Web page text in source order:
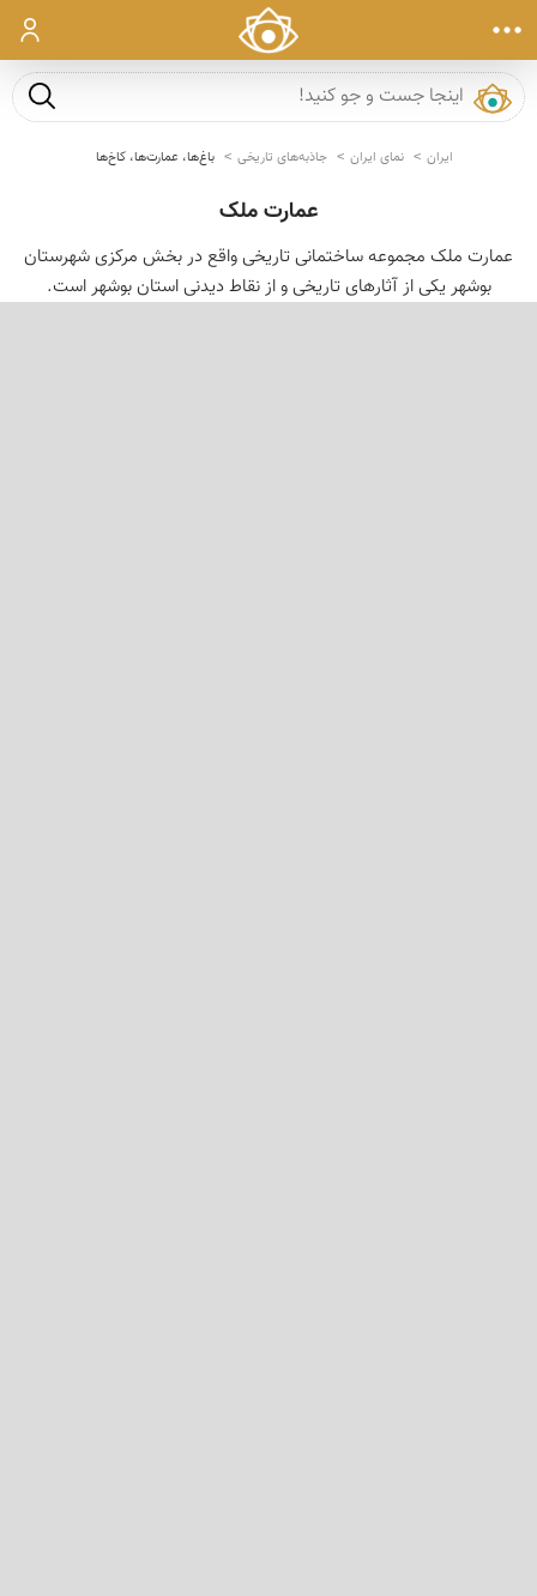
ورود
جست و
ایران نمای ایران جاذبه‌های تاریخی باغ‌ها، عمارت‌ها، کاخ‌ها
عمارت ملک
عمارت ملک مجموعه ساختمانی تاریخی واقع در بخش مرکزی شهرستان
بوشهر یکی از آثارهای تاریخی و از نقاط دیدنی استان بوشهر است.